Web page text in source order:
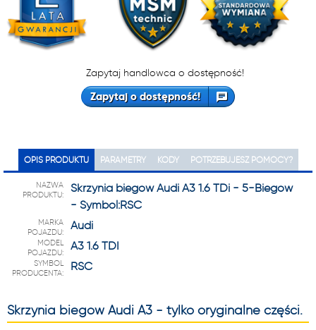
Zapytaj handlowca o dostępność!
Zapytaj o dostępność!
OPIS PRODUKTU PARAMETRY KODY POTRZEBUJESZ POMOCY?
NAZWA
PRODUKTU:
Skrzynia biegów Audi A3 1.6 TDi - 5-Biegów
- Symbol:RSC
MARKA
POJAZDU:
Audi
MODEL
POJAZDU:
A3 1.6 TDI
SYMBOL
PRODUCENTA:
RSC
Skrzynia biegów Audi A3 - tylko oryginalne części.